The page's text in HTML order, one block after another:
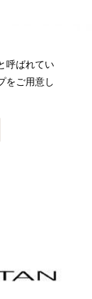
呼ばれてい
をご用意し